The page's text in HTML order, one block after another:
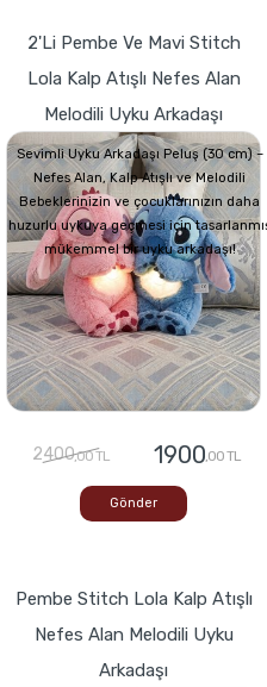
2'li Pembe Ve Mavi Stitch
Lola Kalp Atışlı Nefes Alan
Melodili Uyku Arkadaşı
Sevimli Uyku Arkadaşı Peluş (30 cm) –
Nefes Alan, Kalp Atışlı ve Melodili
Bebeklerinizin ve çocuklarınızın daha
huzurlu uykuya geçmesi için
mükemmel bir uyku arkadaşı!
2400,00 TL 1900,00 TL
Gönder
Pembe Stitch Lola Kalp Atışlı
Nefes Alan Melodili Uyku
Arkadaşı